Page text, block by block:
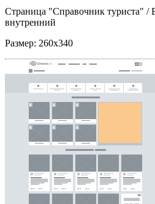
Страница "Справочник туриста" /
внутренний
Размер: 260x340